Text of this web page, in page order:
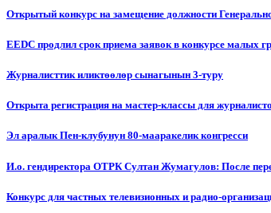
Открытый конкурс на замещение должности
EEDC продлил срок приема заявок в конкурсе малых
Журналисттик иликтөөлөр сынагынын 3-туру
Открыта регистрация на мастер-классы для
Эл аралык Пен-клубунун 80-мааракелик конгресси
И.о. гендиректора ОТРК Султан Жумагулов: После
Конкурс для частных телевизионных и радио-